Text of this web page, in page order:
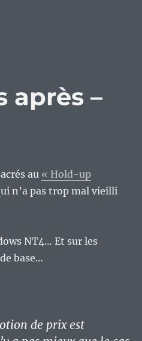
après –
au « Hold-up
n’a pas trop mal vieilli
NT4… Et sur les
base…
de prix est